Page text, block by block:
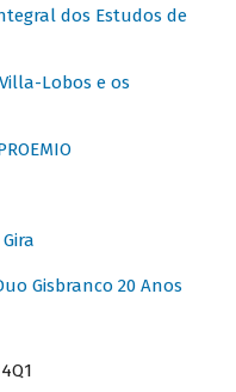
dos Estudos de
Villa-Lobos e os
Gisbranco 20 Anos